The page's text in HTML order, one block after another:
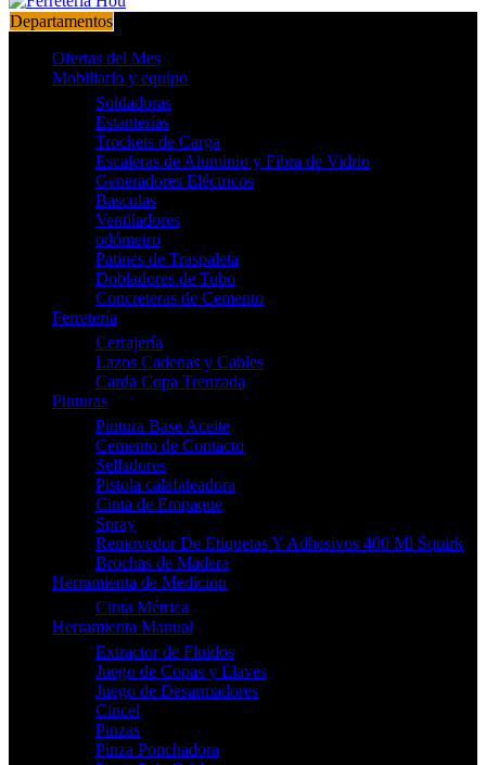
Departamentos
Ofertas del Mes
Mobiliario y equipo
Soldadoras
Estanterías
Trockets de Carga
Escaleras de Aluminio y Fibra de Vidrio
Generadores Eléctricos
Basculas
Ventiladores
odómetro
Patines de Traspaleta
Dobladores de Tubo
Concreteras de Cemento
Ferretería
Cerrajería
Lazos Cadenas y Cables
Carda Copa Trenzada
Pinturas
Pintura Base Aceite
Cemento de Contacto
Selladores
Pistola calafateadora
Cinta de Empaque
Spray
Removedor De Etiquetas Y Adhesivos 400 Ml Squirk
Brochas de Madera
Herramienta de Medicion
Cinta Métrica
Herramienta Manual
Extractor de Fluidos
Juego de Copas y Llaves
Juego de Desarmadores
Cincel
Pinzas
Pinza Ponchadora